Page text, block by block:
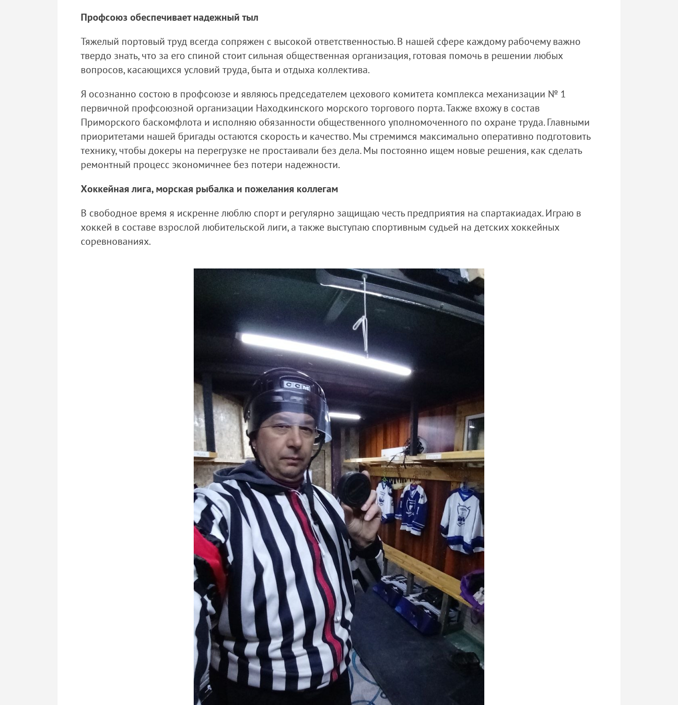
Профсоюз обеспечивает надежный тыл
Тяжелый портовый труд всегда сопряжен с высокой ответственностью. В нашей сфере каждому рабочему важно
твердо знать, что за его спиной стоит сильная общественная организация, готовая помочь в решении любых
вопросов, касающихся условий труда, быта и отдыха коллектива.
Я осознанно состою в профсоюзе и являюсь председателем цехового комитета комплекса механизации № 1
первичной профсоюзной организации Находкинского морского торгового порта. Также вхожу в состав
Приморского баскомфлота и исполняю обязанности общественного уполномоченного по охране труда. Главными
приоритетами нашей бригады остаются скорость и качество. Мы стремимся максимально оперативно подготовить
технику, чтобы докеры на перегрузке не простаивали без дела. Мы постоянно ищем новые решения, как сделать
ремонтный процесс экономичнее без потери надежности.
Хоккейная лига, морская рыбалка и пожелания коллегам
В свободное время я искренне люблю спорт и регулярно защищаю честь предприятия на спартакиадах. Играю в
хоккей в составе взрослой любительской лиги, а также выступаю спортивным судьей на детских хоккейных
соревнованиях.